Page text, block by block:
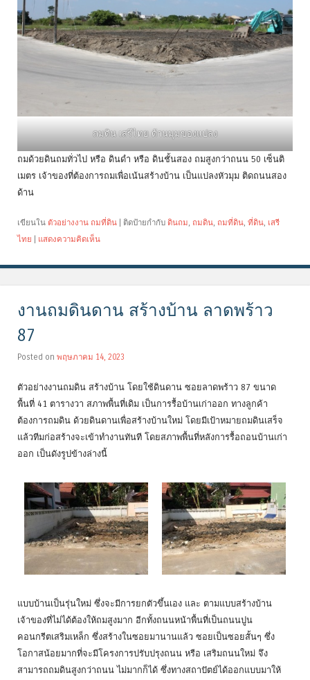
ถมดิน เสรีไทย ด้านมุมของแปลง
ถมด้วยดินถมทั่วไป หรือ ดินดำ หรือ ดินชั้นสอง ถมสูงกว่าถนน 50 เซ็นติ
เมตร เจ้าของที่ต้องการถมเพื่อเน้นสร้างบ้าน เป็นแปลงหัวมุม ติดถนนสอง
ด้าน
เขียนใน ตัวอย่างงาน ถมที่ดิน ติดป้ายกำกับ ดินถม, ถมดิน, ถมที่ดิน, ที่ดิน, เสรี
ไทย
แสดงความคิดเห็น
งานถมดินดาน สร้างบ้าน ลาดพร้าว
87
Posted on พฤษภาคม 14, 2023
ตัวอย่างงานถมดิน สร้างบ้าน โดยใช้ดินดาน ซอยลาดพร้าว 87 ขนาด
พื้นที่ 41 ตารางวา สภาพพื้นที่เดิม เป็นการรื้อบ้านเก่าออก ทางลูกค้า
ต้องการถมดิน ด้วยดินดานเพื่อสร้างบ้านใหม่ โดยมีเป้าหมายถมดินเสร็จ
แล้วทีมก่อสร้างจะเข้าทำงานทันที โดยสภาพพื้นที่หลังการรื้อถอนบ้านเก่า
ออก เป็นดังรูปข้างล่างนี้
แบบบ้านเป็นรุ่นใหม่ ซึ่งจะมีการยกตัวขึ้นเอง และ ตามแบบสร้างบ้าน
เจ้าของที่ไม่ได้ต้องให้ถมสูงมาก อีกทั้งถนนหน้าพื้นที่เป็นถนนปูน
คอนกรีตเสริมเหล็ก ซึ่งสร้างในซอยมานานแล้ว ซอยเป็นซอยสั้นๆ ซึ่ง
โอกาสน้อยมากที่จะมีโครงการปรับปรุงถนน หรือ เสริมถนนใหม่ จึง
สามารถถมดินสูงกว่าถนน ไม่มากก็ได้ ซึ่งทางสถาปัตย์ได้ออกแบบมาให้